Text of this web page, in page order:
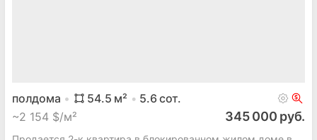
полдома 54.5 м² 5.6сот.
~2 154 $/м² 345 000 руб.